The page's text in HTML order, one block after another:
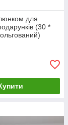
для
(30 *
шт)